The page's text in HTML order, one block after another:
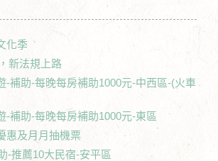
化季
新法規上路
-補助-每晚每房補助1000元-中西區-(火車
-補助-每晚每房補助1000元-東區
惠及月月抽機票
-推薦10大民宿-安平區